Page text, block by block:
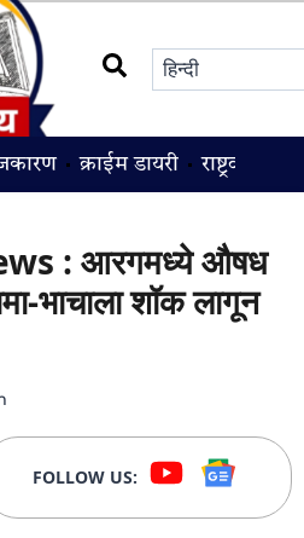
क्राईम डायरी राष्ट्रवादी
: आरगमध्ये औषध
भाचाला शॉक लागून
FOLLOW US: